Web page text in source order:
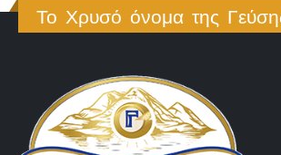
Το Χρυσό όνομα της